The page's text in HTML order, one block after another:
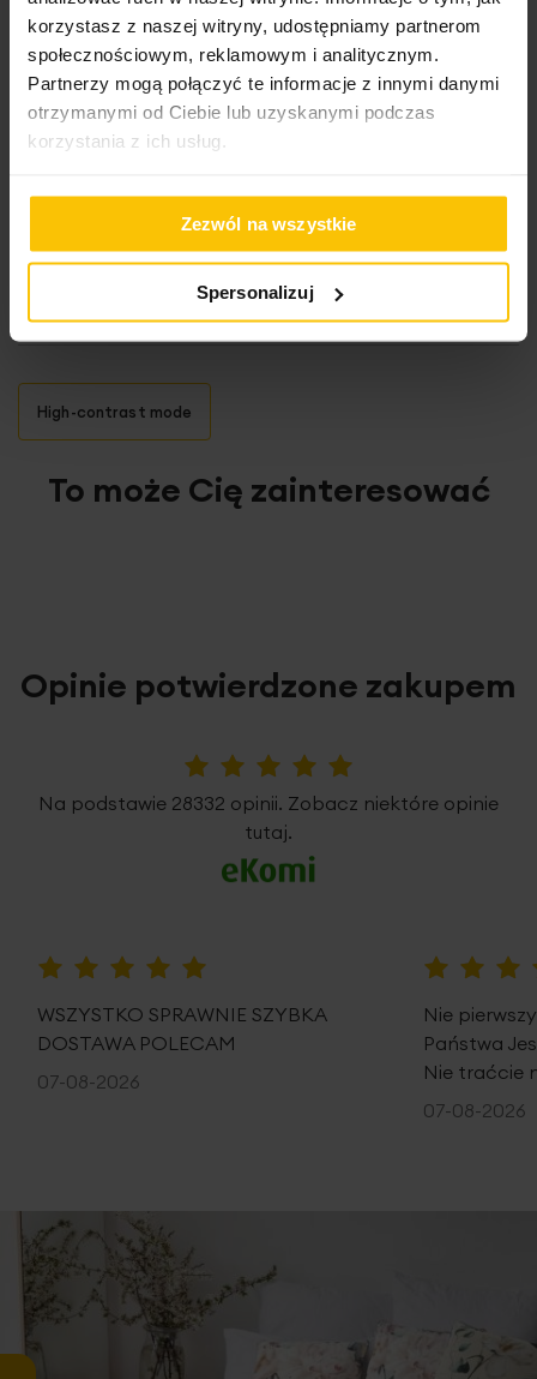
korzystasz z naszej witryny, udostępniamy partnerom
społecznościowym, reklamowym i analitycznym.
Partnerzy mogą połączyć te informacje z innymi danymi
otrzymanymi od Ciebie lub uzyskanymi podczas
korzystania z ich usług.
Zezwól na wszystkie
Spersonalizuj
gramatura: 190 g/m2
tolerancja +/- 5%
100%
Bardzo dobra jakość produktu, nie prześwituje światło
Wysłany na14.10.2024
100%
Bardzo ładne zasłony, dobrze się układają
05.07.2024
High-contrast mode
To może Cię zainteresować
Opinie potwierdzone zakupem
Na podstawie 28332 opinii. Zobacz niektóre opinie
tutaj.
WSZYSTKO SPRAWNIE SZYBKA
DOSTAWA POLECAM
07-08-2026
Nie
Państwa
Nie traćcie
07-08-2026